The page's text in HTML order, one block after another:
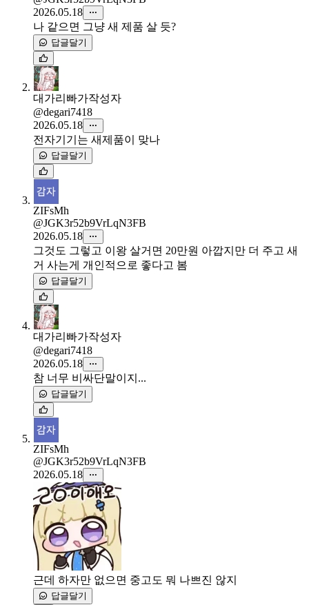
2026.05.18
나 같으면 그냥 새 제품 살 듯?
답글달기
대가리빠가작성자
@degari7418
2026.05.18
전자기기는 새제품이 맞나
답글달기
ZIFsMh
@JGK3r52b9VrLqN3FB
2026.05.18
그것도 그렇고 이왕 살거면 20만원 아깝지만 더 주고 새
거 사는게 개인적으로 좋다고 봄
답글달기
대가리빠가작성자
@degari7418
2026.05.18
참 너무 비싸단말이지...
답글달기
ZIFsMh
@JGK3r52b9VrLqN3FB
2026.05.18
근데 하자만 없으면 중고도 뭐 나쁘진 않지
답글달기